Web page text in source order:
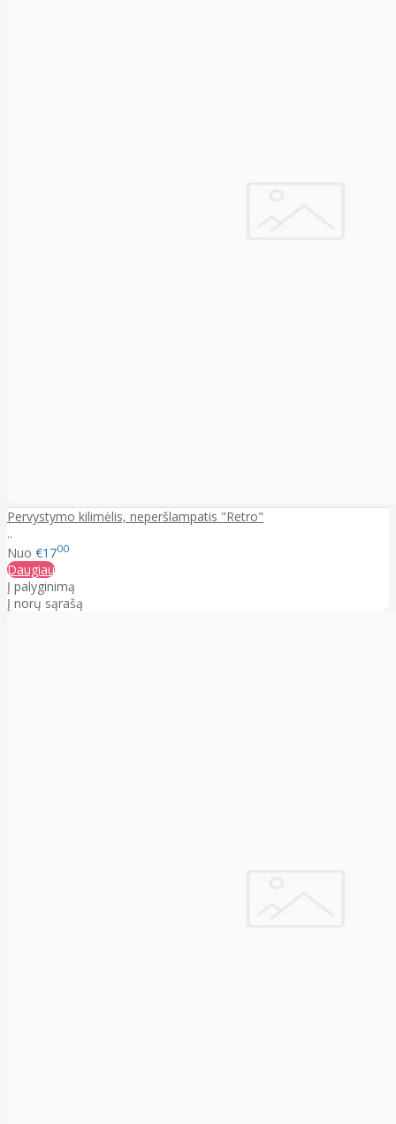
Pervystymo kilimėlis, neperšlampatis "Retro"
..
Nuo €1700
Daugiau
Į palyginimą
Į norų sąrašą